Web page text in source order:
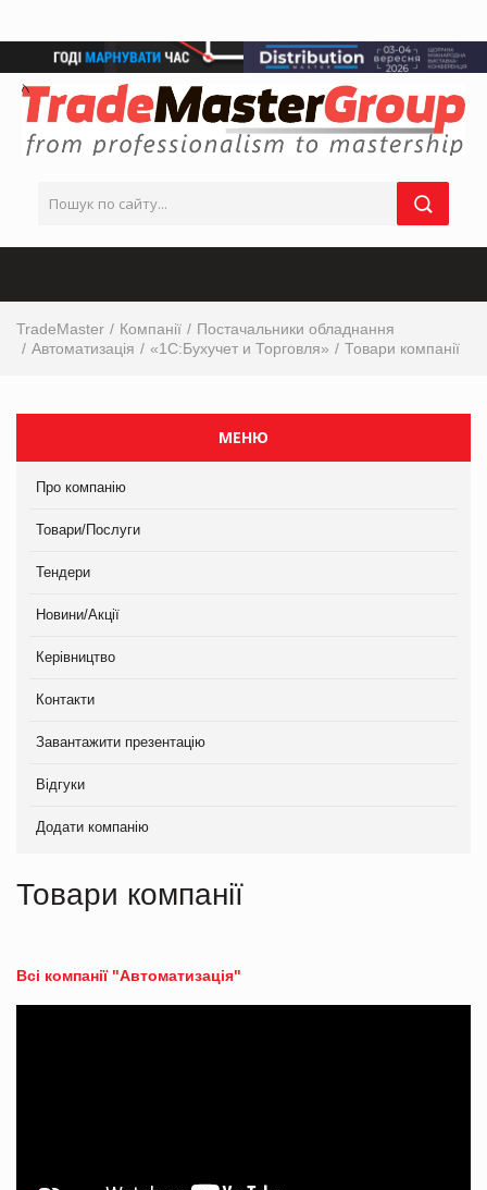
TradeMaster Компанії
Постачальники обладнання
Автоматизація
«1С:Бухучет и Торговля» Товари компанії
МЕНЮ
Про компанію
Товари/Послуги
Тендери
Новини/Акції
Керівництво
Контакти
Завантажити презентацію
Відгуки
Додати компанію
Товари компанії
Всі компанії "Автоматизація"